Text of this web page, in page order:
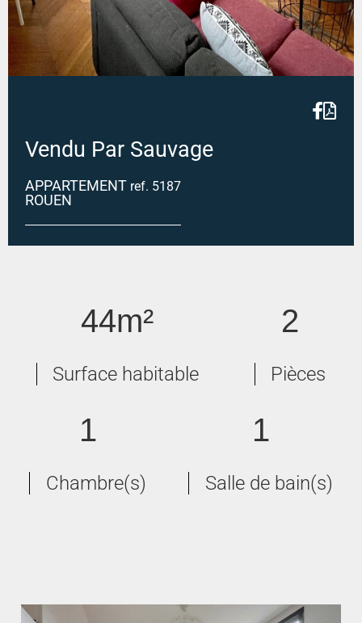
Vendu Par Sauvage
APPARTEMENT ref. 5187
ROUEN
44m²
Surface habitable
2
Pièces
1
Chambre(s)
1
Salle de bain(s)